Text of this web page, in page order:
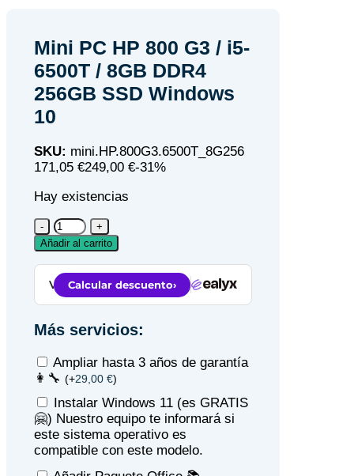
Mini PC HP 800 G3 / i5-
6500T / 8GB DDR4
256GB SSD Windows
10
SKU: mini.HP.800G3.6500T_8G256
171,05 €249,00 €-31%
Hay existencias
Mini
PC
HP
800
G3
/
i5-
6500T
8GB
DDR4
256GB
SSD
Windows
10
cantidad
Añadir al carrito
Más servicios:
Ampliar hasta 3 años de garantía
👩‍🔧 (+29,00 €)
Instalar Windows 11 (es GRATIS
🤗) Nuestro equipo te informará si
este sistema operativo es
compatible con este modelo.